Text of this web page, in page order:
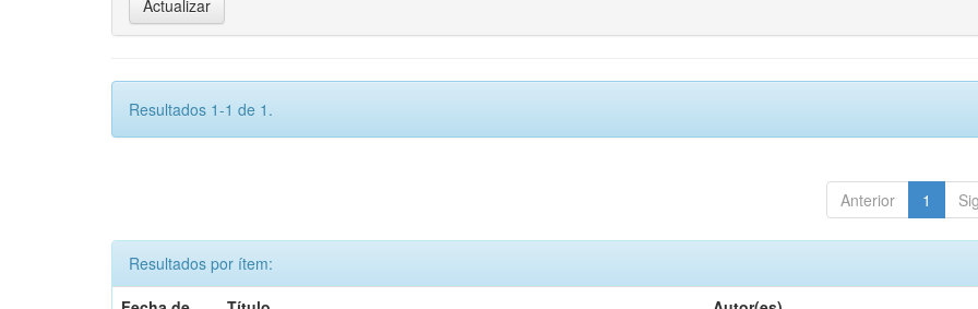
Resultados 1-1 de 1.
Anterior 1
Resultados por ítem: